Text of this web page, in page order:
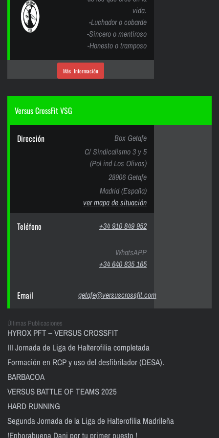
vida.
-Luchador o cobarde
-Sincero o mentiroso
-Honesto o tramposo
Más Información
Versus CrossFit VSG
Dirección
Box Getafe
C/ Sindicalismo 3 y 5
(Pol ind Los Olivos)
28906 Getafe
Madrid (España)
ver mapa de situación
Teléfono +34 910 849 952
WhatsAPP
+34 640 835 165
Email getafe@versuscrossfit.com
Últimas Publicaciones
HYROX PFT – VERSUS CROSSFIT
III Jornada de Liga de Halterofilia completada
Formación en RCP y uso del desfibrilador (DESA).
BARBACOA
VERSUS BATTLE OF TEAMS 2025
HARD RUNNING
Segunda Jornada de la Liga de Halterofilia Madrileña
!Enhorabuena Dani por tu primer puesto !